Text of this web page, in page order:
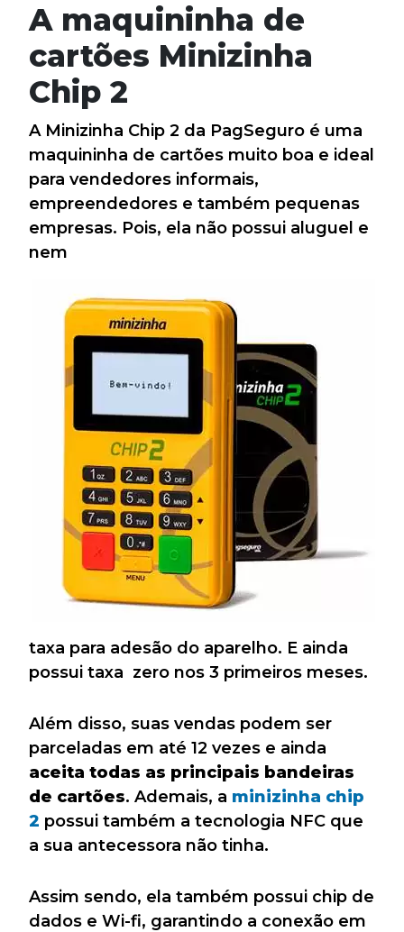
A maquininha de
cartões Minizinha
Chip 2
A Minizinha Chip 2 da PagSeguro é uma
maquininha de cartões muito boa e ideal
para vendedores informais,
empreendedores e também pequenas
empresas. Pois, ela não possui aluguel e
nem
taxa para adesão do aparelho. E ainda
possui taxa zero nos 3 primeiros meses.
Além disso, suas vendas podem ser
parceladas em até 12 vezes e ainda
aceita todas as principais bandeiras
de cartões. Ademais, a minizinha chip
2 possui também a tecnologia NFC que
a sua antecessora não tinha.
Assim sendo, ela também possui chip de
dados e Wi-fi, garantindo a conexão em